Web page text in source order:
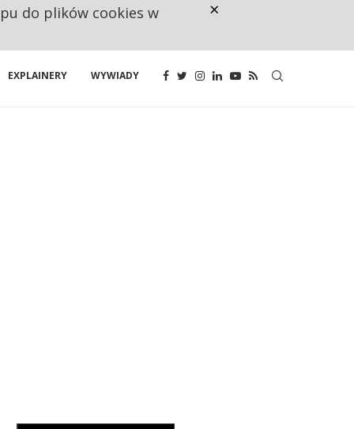
EXPLAINERY WYWIADY
do plików cookies w ×